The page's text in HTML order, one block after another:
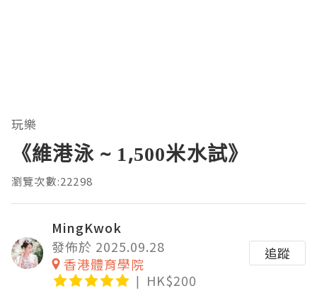
玩樂
《維港泳 ~ 1,500米水試》
瀏覽次數:22298
MingKwok
發佈於 2025.09.28
香港體育學院
HK$200
追蹤